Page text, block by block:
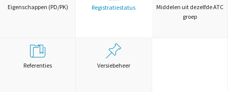
Eigenschappen (PD/PK) Registratiestatus
Middelen uit dezelfde ATC
groep
Referenties Versiebeheer